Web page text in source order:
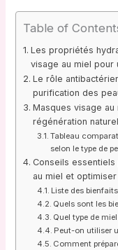
Table of
Les propriétés
visage au miel pour
Le rôle
purification des
Masques visage
régénération
Tableau
selon le type de
Conseils
au miel et
Liste des
Quels sont les
Quel type de
Peut-on utiliser
Comment